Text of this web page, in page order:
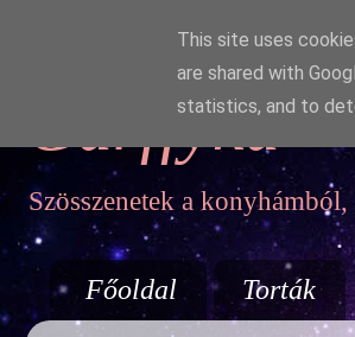
Garffyka
Szösszenetek a
Főoldal Torták
This site uses
are shared with
statistics, and to